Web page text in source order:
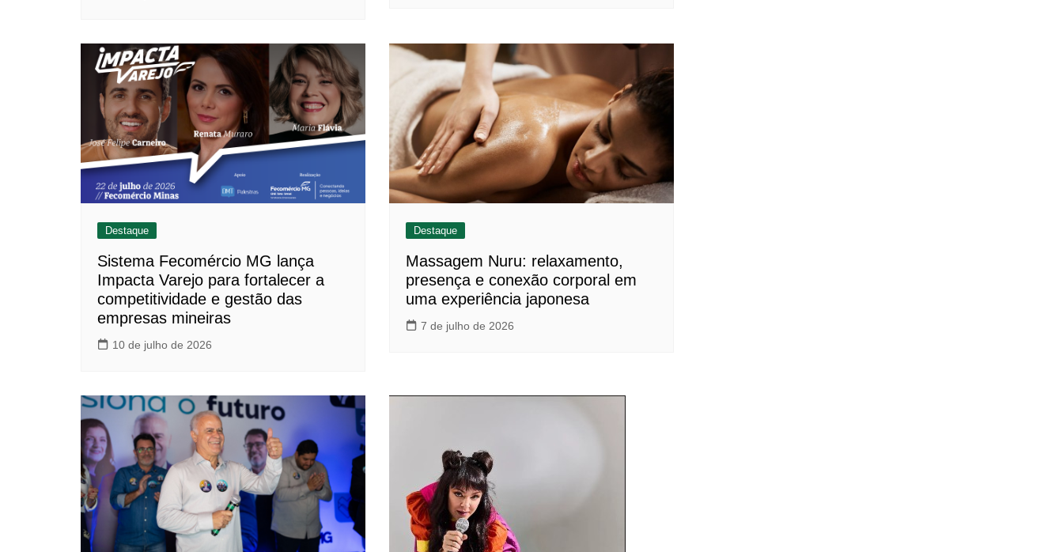
Destaque
Sistema Fecomércio MG lança
Impacta Varejo para fortalecer a
competitividade e gestão das
empresas mineiras
10 de julho de 2026
Destaque
Massagem Nuru: relaxamento,
presença e conexão corporal em
uma experiência japonesa
7 de julho de 2026